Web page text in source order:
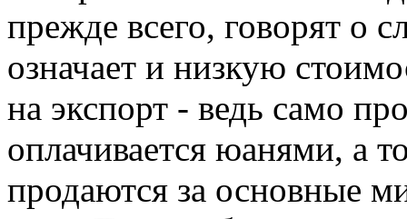
прежде всего, говорят о
означает и низкую
на экспорт - ведь само
оплачивается юанями, а
продаются за основные